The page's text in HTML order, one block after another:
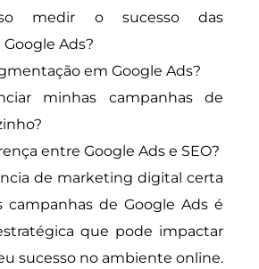
medir o sucesso das
Ads?
em Google Ads?
minhas campanhas de
entre Google Ads e SEO?
de marketing digital certa
campanhas de Google Ads é
que pode impactar
sucesso no ambiente online.